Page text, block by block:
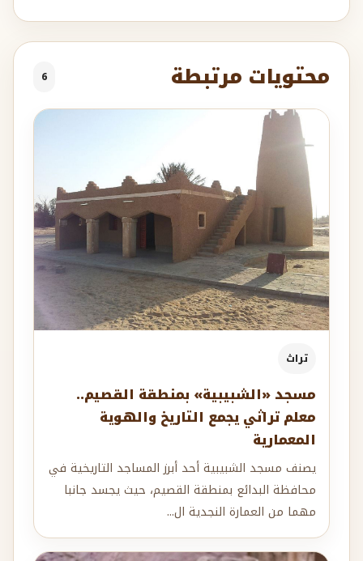
محتويات مرتبطة 6
تراث
مسجد «الشبيبية» بمنطقة القصيم..
معلم تراثي يجمع التاريخ والهوية
المعمارية
يصنف مسجد الشبيبية أحد أبرز المساجد التاريخية في
محافظة البدائع بمنطقة القصيم، حيث يجسد جانبا
مهما من العمارة النجدية ال...